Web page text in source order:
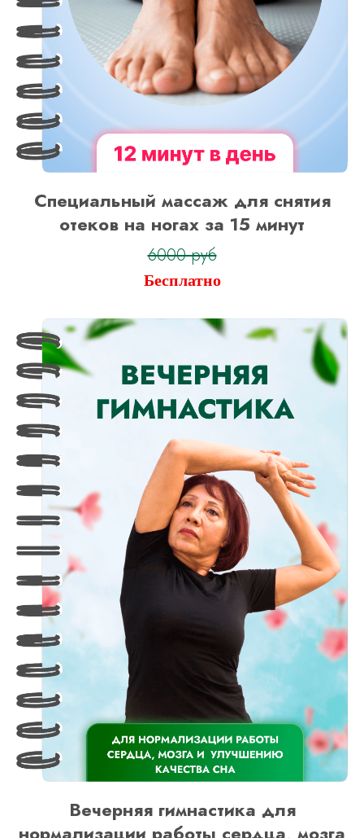
Специальный массаж для снятия
отеков на ногах за 15 минут
6000 руб
Бесплатно
Вечерняя гимнастика для